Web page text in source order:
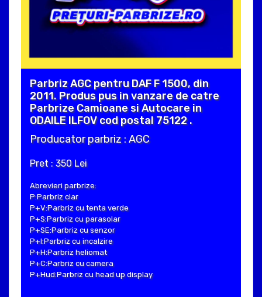
Parbriz AGC pentru DAF F 1500, din
2011. Produs pus in vanzare de catre
Parbrize Camioane si Autocare in
ODAILE ILFOV cod postal 75122 .
Producator parbriz : AGC
Pret : 350 Lei
Abrevieri parbrize:
P:Parbriz clar
P+V:Parbriz cu tenta verde
P+S:Parbriz cu parasolar
P+SE:Parbriz cu senzor
P+I:Parbriz cu incalzire
P+H:Parbriz heliomat
P+C:Parbriz cu camera
P+Hud:Parbriz cu head up display